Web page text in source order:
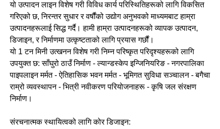
यो उत्पादन लाइन विशेष गरी विविध कार्य परिस्थितिहरूको लागि विकसित
गरिएको छ, निरन्तर सुधार र वर्षौंको उद्योग अनुभवको माध्यमबाट हाम्रा
उत्पादनहरूलाई सिद्ध गर्दै। हामी हाम्रा उत्पादनहरूको व्यापक उत्पादन,
डिजाइन, र निर्माणमा उत्कृष्टताको लागि प्रयास गर्छौं।
यो 1 टन मिनी उत्खनन विशेष गरी निम्न परिष्कृत परिदृश्यहरूको लागि
उपयुक्त छ: साँघुरो ठाउँ निर्माण - ल्यान्डस्केप इन्जिनियरिङ - नगरपालिका
पाइपलाइन मर्मत - ऐतिहासिक भवन मर्मत - भूमिगत सुविधा सञ्चालन - बगैचा
राम्रो व्यवस्थापन - भित्री नवीकरण परियोजनाहरू - कृषि जल संरक्षण
निर्माण।
संरचनात्मक स्थायित्वको लागि कोर डिजाइन: